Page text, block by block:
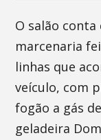
O salão
marcenaria
linhas que
veículo, com
fogão a gás
geladeira